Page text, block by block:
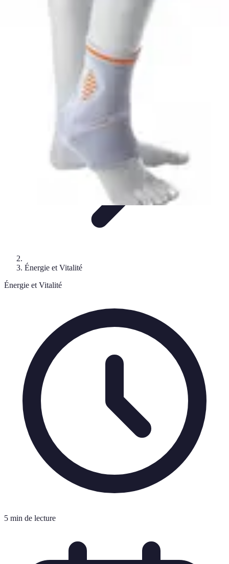
Techniques de Yoga
Énergie et Vitalité
Énergie et Vitalité
5 min de lecture